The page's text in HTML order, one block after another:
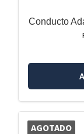
Conducto
AGOTADO